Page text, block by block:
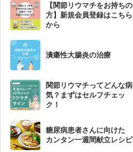
【関節リウマチをお持ちの
方】新規会員登録はこちら
から
潰瘍性大腸炎の治療
関節リウマチってどんな病
気？まずはセルフチェッ
ク！
糖尿病患者さんに向けた
カンタン一週間献立レシピ